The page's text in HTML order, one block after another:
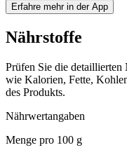
Erfahre mehr in der App
Nährstoffe
Prüfen Sie die
wie Kalorien, Fette,
des Produkts.
Nährwertangaben
Menge pro 100 g